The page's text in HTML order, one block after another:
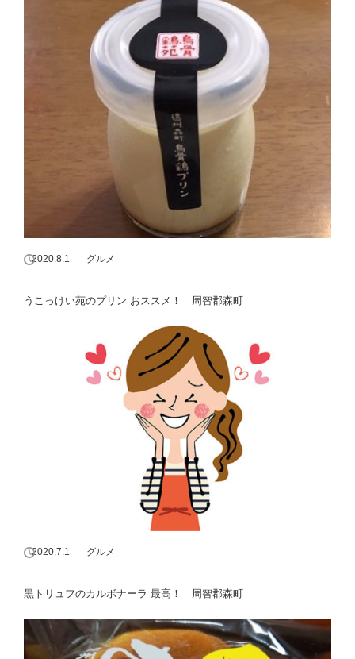
2020.8.1 グルメ
うこっけい苑のプリン おススメ！ 周智郡森町
2020.7.1 グルメ
黒トリュフのカルボナーラ 最高！ 周智郡森町